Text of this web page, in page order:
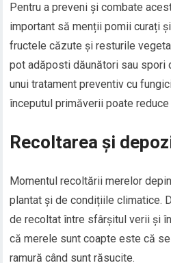
Pentru a preveni și combate
important să menții pomii curați
fructele căzute și resturile
pot adăposti dăunători sau spori
unui tratament preventiv cu
începutul primăverii poate
Recoltarea și
Momentul recoltării merelor
plantat și de condițiile climatice.
de recoltat între sfârșitul verii și
că merele sunt coapte este că
ramură când sunt răsucite.